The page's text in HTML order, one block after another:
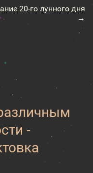
20-го лунного дня
→
-